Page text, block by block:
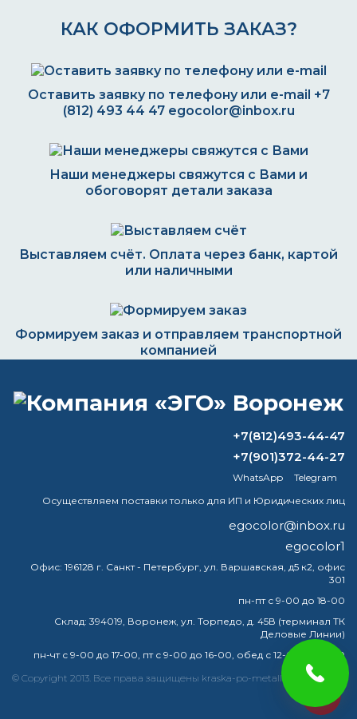
КАК ОФОРМИТЬ ЗАКАЗ?
Оставить заявку по телефону или e-mail +7
(812) 493 44 47 egocolor@inbox.ru
Наши менеджеры свяжутся с Вами и
обоговорят детали заказа
Выставляем счёт. Оплата через банк, картой
или наличными
Формируем заказ и отправляем транспортной
компанией
ВОПРОС-ОТВЕТ
Чем можно покрыть холодный цинк?
Какую краску безопасно использовать
внутри помещений?
Сколько сохнет эмаль на морозе?
краска эмаль купить грунт
металла
+7(812)493-44-47
+7(901)372-44-27
WhatsApp
Telegram
Осуществляем поставки только для ИП и Юридических лиц
egocolor@inbox.ru
egocolor1
Офис: 196128 г. Санкт - Петербург, ул. Варшавская, д5 к2, офис
301
пн-пт с 9-00 до 18-00
Склад: 394019, Воронеж, ул. Торпедо, д. 45В (терминал ТК
Деловые Линии)
пн-чт с 9-00 до 17-00, пт с 9-00 до 16-00, обед с 12-00 до 13-00
© Copyright 2013. Все права защищены kraska-po-metallu-voronej.ru